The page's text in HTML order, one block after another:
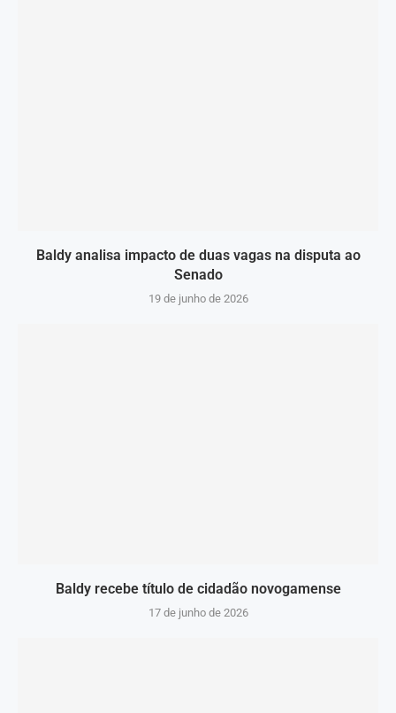
Baldy analisa impacto de duas vagas na disputa ao
Senado
19 de junho de 2026
Baldy recebe título de cidadão novogamense
17 de junho de 2026